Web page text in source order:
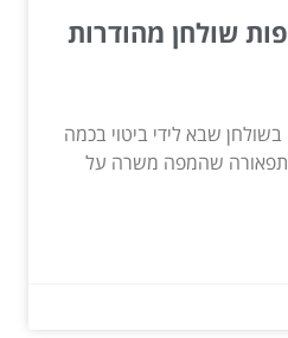
שולחן מהודרות
שבא לידי ביטוי בכמה
שהמפה משרה על